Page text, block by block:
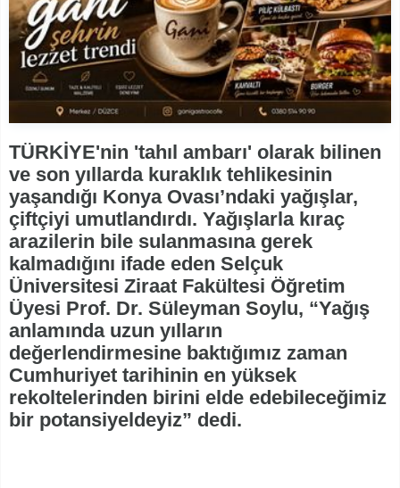
TÜRKİYE'nin 'tahıl ambarı' olarak bilinen
ve son yıllarda kuraklık tehlikesinin
yaşandığı Konya Ovası’ndaki yağışlar,
çiftçiyi umutlandırdı. Yağışlarla kıraç
arazilerin bile sulanmasına gerek
kalmadığını ifade eden Selçuk
Üniversitesi Ziraat Fakültesi Öğretim
Üyesi Prof. Dr. Süleyman Soylu, “Yağış
anlamında uzun yılların
değerlendirmesine baktığımız zaman
Cumhuriyet tarihinin en yüksek
rekoltelerinden birini elde edebileceğimiz
bir potansiyeldeyiz” dedi.